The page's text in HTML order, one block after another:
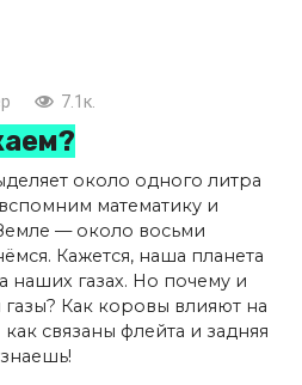
7.1к.
около одного литра
математику и
— около восьми
Кажется, наша планета
наших газах. Но почему и
Как коровы влияют на
связаны флейта и задняя